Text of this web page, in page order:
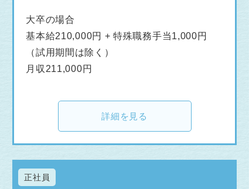
大卒の場合
基本給210,000円 + 特殊職務手当1,000円
（試用期間は除く）
月収211,000円
詳細を見る
正社員